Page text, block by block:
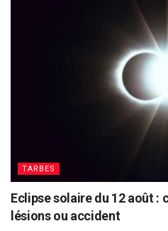
TARBES
Eclipse solaire du 12 août :
lésions ou accident